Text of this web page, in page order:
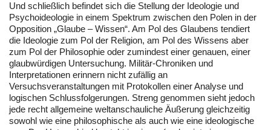
Und schließlich befindet sich die Stellung der Ideologie und
Psychoideologie in einem Spektrum zwischen den Polen in der
Opposition „Glaube – Wissen“. Am Pol des Glaubens tendiert
die Ideologie zum Pol der Religion, am Pol des Wissens aber
zum Pol der Philosophie oder zumindest einer genauen, einer
glaubwürdigen Untersuchung. Militär-Chroniken und
Interpretationen erinnern nicht zufällig an
Versuchsveranstaltungen mit Protokollen einer Analyse und
logischen Schlussfolgerungen. Streng genommen sieht jedoch
jede recht allgemeine weltanschauliche Äußerung gleichzeitig
sowohl wie eine philosophische als auch wie eine ideologische